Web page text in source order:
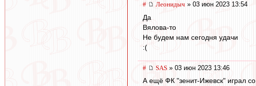
# Леонидыч » 03 июн 2023 13:54
Да
Вялова-то
Не будем нам сегодня удачи
:(
# SAS » 03 июн 2023 13:46
А ещё ФК "зенит-Ижевск" играл со